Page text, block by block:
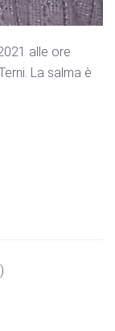
alle ore
La salma è